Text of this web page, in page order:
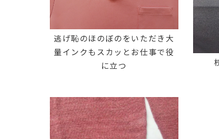
逃げ恥のほのぼのをいただき大
量インクもスカッとお仕事で役
に立つ